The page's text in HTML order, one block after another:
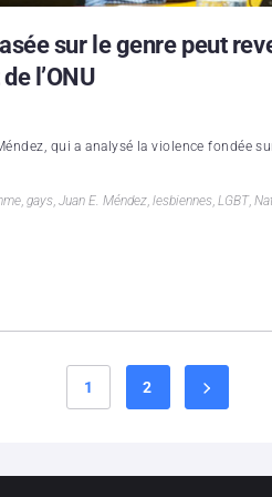
sur le genre peut
l’ONU
qui a analysé la violence fondée
, gays, Juan E. Méndez, lesbiennes, LGBT,
1 2